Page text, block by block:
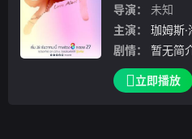
导演：
未知
主演：
珈姆斯
剧情：
暂无简
立即播放